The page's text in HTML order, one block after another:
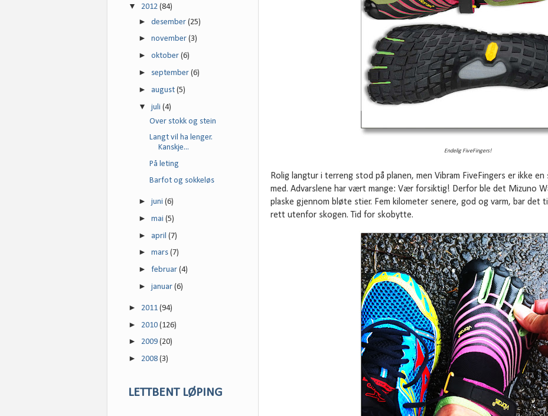
Endelig FiveFingers!
Rolig langtur i terreng stod på planen, men Vibram FiveFingers er ikke
med. Advarslene har vært mange: Vær forsiktig! Derfor ble det Mizuno
plaske gjennom bløte stier. Fem kilometer senere, god og varm, bar det
rett utenfor skogen. Tid for skobytte.
▼ 2012 (84)
►desember(25)
►november(3)
►oktober(6)
► september(6)
►august(5)
▼juli(4)
Over stokk og stein
Langt vil ha lenger.
Kanskje...
På leting
Barfot og sokkeløs
►juni(6)
►mai(5)
►april(7)
►mars(7)
►februar(4)
►januar(6)
► 2011 (94)
► 2010 (126)
► 2009 (20)
► 2008 (3)
LETTBENT LØPING